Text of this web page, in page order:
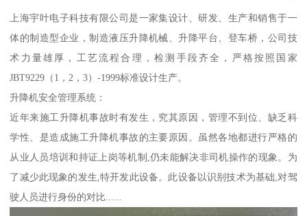
上海宇叶电子科技有限公司是一家集设计、研发、生产和销售于一
体的制造型企业，制造液压升降机械、升降平台、登车桥，公司技
术力量雄厚，工艺流程合理，检测手段齐全，严格按照国家
JBT9229（1，2，3）-1999标准设计生产。
升降机安全管理系统：
近年来施工升降机事故时有发生，究其原因，管理不到位、缺乏科
学性、是造成施工升降机事故的主要原因。虽然各地都进行严格的
从业人员培训和持证上岗等机制,仍未能解决非司机操作的现象。为
了减少此现象的发生,特开发此设备。此设备以识别技术为基础,对驾
驶人员进行身份的对比......